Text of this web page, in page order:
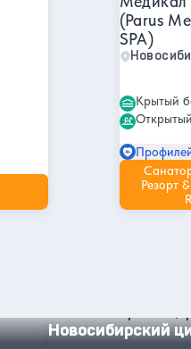
(Parus
SPA)
Крытый
Резорт
Новосибирский